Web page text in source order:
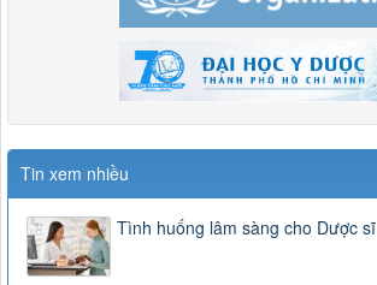
Tin xem nhiều
Tình huống lâm sàng cho Dược sĩ